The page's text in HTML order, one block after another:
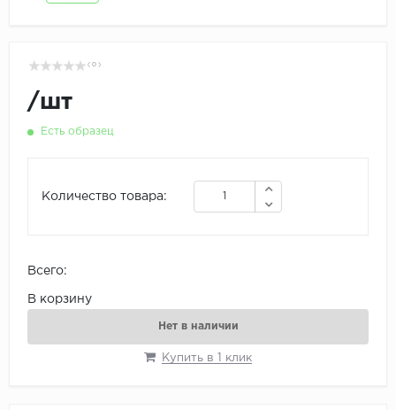
( 0 )
/шт
Есть образец
Количество товара:
Всего:
В корзину
Нет в наличии
Купить в 1 клик